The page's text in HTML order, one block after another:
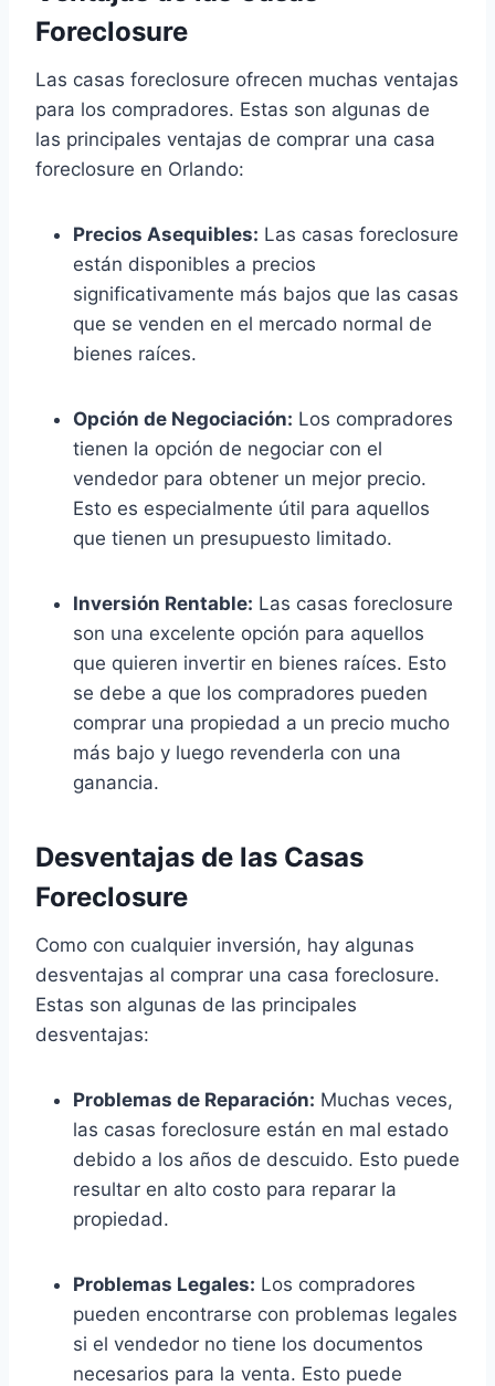
Foreclosure
Las casas foreclosure ofrecen muchas ventajas
para los compradores. Estas son algunas de
las principales ventajas de comprar una casa
foreclosure en Orlando:
Precios Asequibles: Las casas foreclosure
están disponibles a precios
significativamente más bajos que las casas
que se venden en el mercado normal de
bienes raíces.
Opción de Negociación: Los compradores
tienen la opción de negociar con el
vendedor para obtener un mejor precio.
Esto es especialmente útil para aquellos
que tienen un presupuesto limitado.
Inversión Rentable: Las casas foreclosure
son una excelente opción para aquellos
que quieren invertir en bienes raíces. Esto
se debe a que los compradores pueden
comprar una propiedad a un precio mucho
más bajo y luego revenderla con una
ganancia.
Desventajas de las Casas
Foreclosure
Como con cualquier inversión, hay algunas
desventajas al comprar una casa foreclosure.
Estas son algunas de las principales
desventajas:
Problemas de Reparación: Muchas veces,
las casas foreclosure están en mal estado
debido a los años de descuido. Esto puede
resultar en alto costo para reparar la
propiedad.
Problemas Legales: Los compradores
pueden encontrarse con problemas legales
si el vendedor no tiene los documentos
necesarios para la venta. Esto puede